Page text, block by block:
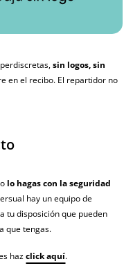
sin logos, sin
en el recibo. El repartidor no
lo hagas con la seguridad
hay un equipo de
a tu disposición que pueden
que tengas.
hazclick aquí.